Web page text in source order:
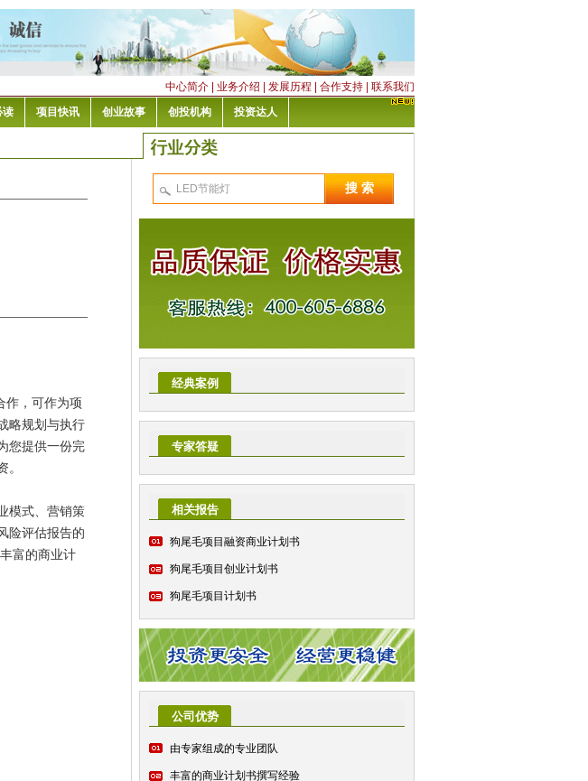
中心简介 业务介绍 发展历程 合作支持
联系我们
读 项目快讯 创业故事 创投机构 投资达人
作，可作为项
略规划与执行
您提供一份完
。
模式、营销策
险评估报告的
富的商业计
经典案例
专家答疑
相关报告
狗尾毛项目融资商业计划书
狗尾毛项目创业计划书
狗尾毛项目计划书
公司优势
由专家组成的专业团队
丰富的商业计划书撰写经验